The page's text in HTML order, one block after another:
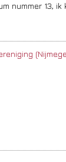
nummer 13, ik